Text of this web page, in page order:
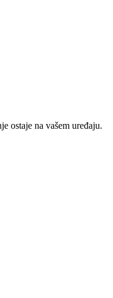
ostaje na vašem uređaju.